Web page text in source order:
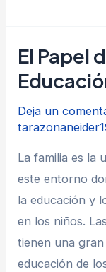
El Papel
Deja un
La familia es la
este entorno
la educación y
en los niños.
tienen una
educación de